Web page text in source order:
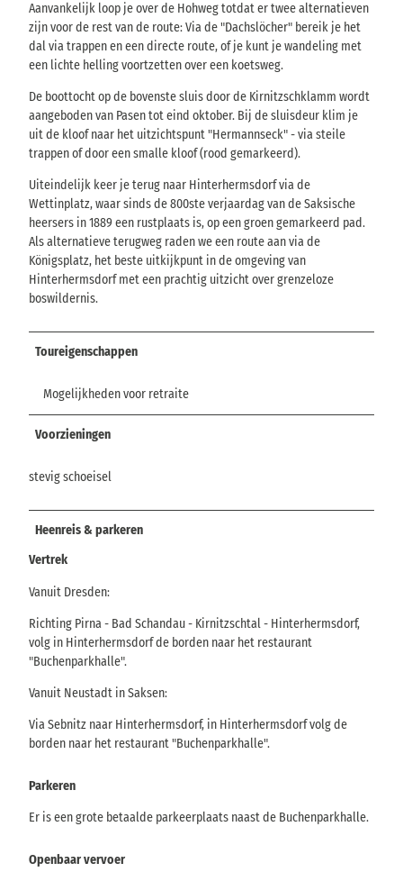
Aanvankelijk loop je over de Hohweg totdat er twee alternatieven
zijn voor de rest van de route: Via de "Dachslöcher" bereik je het
dal via trappen en een directe route, of je kunt je wandeling met
een lichte helling voortzetten over een koetsweg.
De boottocht op de bovenste sluis door de Kirnitzschklamm wordt
aangeboden van Pasen tot eind oktober. Bij de sluisdeur klim je
uit de kloof naar het uitzichtspunt "Hermannseck" - via steile
trappen of door een smalle kloof (rood gemarkeerd).
Uiteindelijk keer je terug naar Hinterhermsdorf via de
Wettinplatz, waar sinds de 800ste verjaardag van de Saksische
heersers in 1889 een rustplaats is, op een groen gemarkeerd pad.
Als alternatieve terugweg raden we een route aan via de
Königsplatz, het beste uitkijkpunt in de omgeving van
Hinterhermsdorf met een prachtig uitzicht over grenzeloze
boswildernis.
Toureigenschappen
Mogelijkheden voor retraite
Voorzieningen
stevig schoeisel
Heenreis & parkeren
Vertrek
Vanuit Dresden:
Richting Pirna - Bad Schandau - Kirnitzschtal - Hinterhermsdorf,
volg in Hinterhermsdorf de borden naar het restaurant
"Buchenparkhalle".
Vanuit Neustadt in Saksen:
Via Sebnitz naar Hinterhermsdorf, in Hinterhermsdorf volg de
borden naar het restaurant "Buchenparkhalle".
Parkeren
Er is een grote betaalde parkeerplaats naast de Buchenparkhalle.
Openbaar vervoer